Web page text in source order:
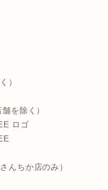
）
を除く）
ロゴ
んちか店のみ）